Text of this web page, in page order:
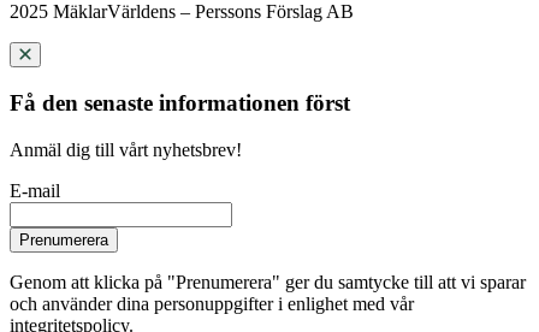
2025 MäklarVärldens – Perssons Förslag AB
Få den senaste informationen först
Anmäl dig till vårt nyhetsbrev!
E-mail
Prenumerera
Genom att klicka på "Prenumerera" ger du samtycke till att vi sparar
och använder dina personuppgifter i enlighet med vår
integritetspolicy.